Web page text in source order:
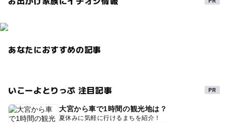
あなたにおすすめの記事
いこーよとりっぷ 注目記事
大宮から車で1時間の観光地は？
夏休みに気軽に行けるまちを紹介！